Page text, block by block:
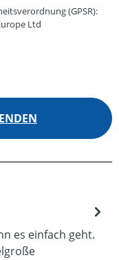
(GPSR):
Ltd
es einfach geht.